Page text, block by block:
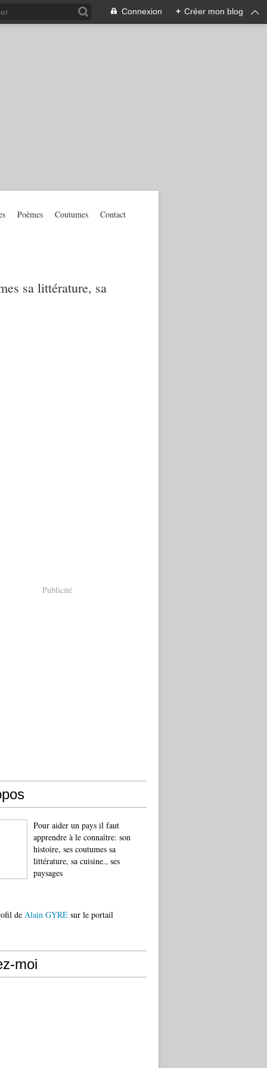
Connexion + Créer mon blog
sa littérature, sa
Poèmes Coutumes Contact
Publicité
Pour aider un pays il faut
apprendre à le connaître: son
histoire, ses coutumes sa
littérature, sa cuisine., ses
paysages
de Alain GYRE sur le portail
moi